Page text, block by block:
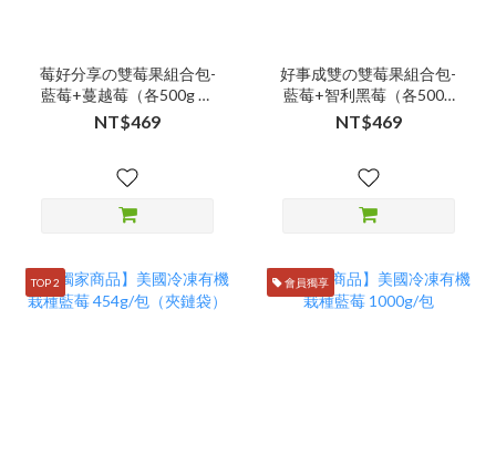
莓好分享の雙莓果組合包-
藍莓+蔓越莓（各500g 夾
鏈袋裝）
NT$469
好事成雙の雙莓果組合包-
藍莓+智利黑莓（各500g
夾鏈袋裝）
NT$469
TOP 2 會員獨享